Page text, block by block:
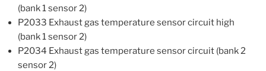
(bank 1 sensor 2)
P2033 Exhaust gas temperature sensor circuit high
(bank 1 sensor 2)
P2034 Exhaust gas temperature sensor circuit (bank 2
sensor 2)